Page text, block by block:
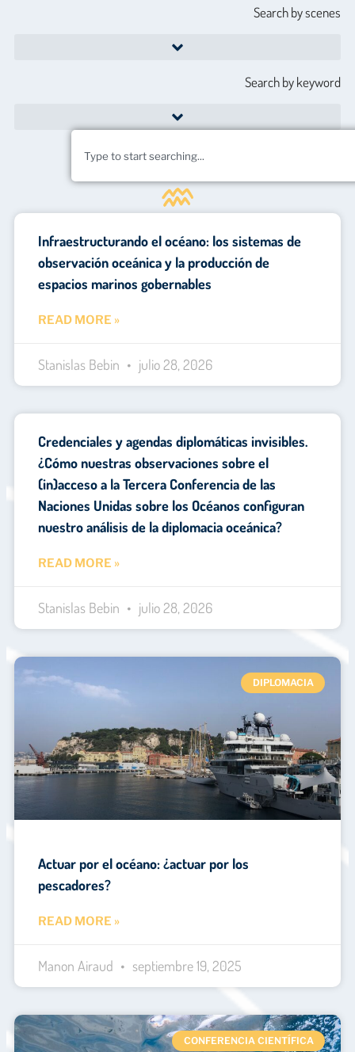
Search by scenes
Search by keyword
Infraestructurando el océano: los sistemas de
observación oceánica y la producción de
espacios marinos gobernables
READ MORE »
Stanislas Bebin julio 28, 2026
Credenciales y agendas diplomáticas invisibles.
¿Cómo nuestras observaciones sobre el
(in)acceso a la Tercera Conferencia de las
Naciones Unidas sobre los Océanos configuran
nuestro análisis de la diplomacia oceánica?
READ MORE »
Stanislas Bebin julio 28, 2026
DIPLOMACIA
Actuar por el océano: ¿actuar por los
pescadores?
READ MORE »
Manon Airaud septiembre 19, 2025
CONFERENCIA CIENTÍFICA